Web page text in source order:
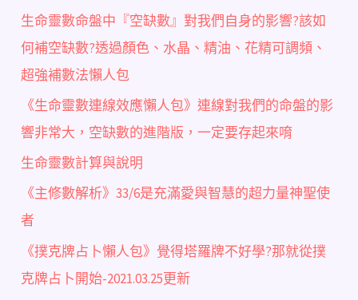
生命靈數命盤中『空缺數』對我們自身的影響?該如
何補空缺數?透過顏色、水晶、精油、花精可調頻、
超強補數法懶人包
《生命靈數連線效應懶人包》連線對我們的命盤的影
響非常大，空缺數的進階版，一定要存起來唷
生命靈數計算與說明
《主修數解析》33/6是充滿愛與智慧的超力量神聖使
者
《撲克牌占卜懶人包》覺得塔羅牌不好學?那就從撲
克牌占卜開始-2021.03.25更新